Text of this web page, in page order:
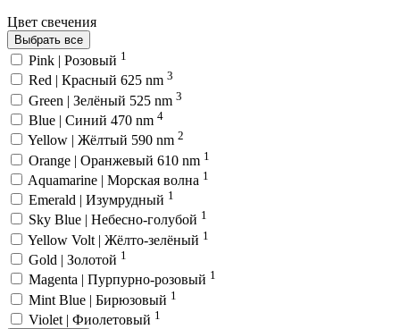
Цвет свечения
Выбрать все
Pink | Розовый 1
Red | Красный 625 nm 3
Green | Зелёный 525 nm 3
Blue | Синий 470 nm 4
Yellow | Жёлтый 590 nm 2
Orange | Оранжевый 610 nm 1
Aquamarine | Морская волна 1
Emerald | Изумрудный 1
Sky Blue | Небесно-голубой 1
Yellow Volt | Жёлто-зелёный 1
Gold | Золотой 1
Magenta | Пурпурно-розовый 1
Mint Blue | Бирюзовый 1
Violet | Фиолетовый 1